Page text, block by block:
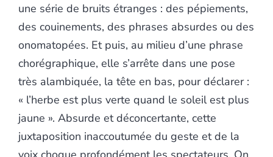
une série de bruits étranges : des pépiements,
des couinements, des phrases absurdes ou des
onomatopées. Et puis, au milieu d’une phrase
chorégraphique, elle s’arrête dans une pose
très alambiquée, la tête en bas, pour déclarer :
« l’herbe est plus verte quand le soleil est plus
jaune ». Absurde et déconcertante, cette
juxtaposition inaccoutumée du geste et de la